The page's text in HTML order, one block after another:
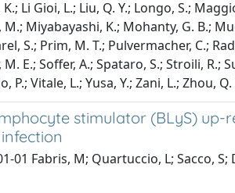
Li Gioi, L.; Liu, Q. Y.; Longo, S.;
Miyabayashi, K.; Mohanty, G. B.;
S.; Prim, M. T.; Pulvermacher, C.;
M. E.; Soffer, A.; Spataro, S.; Stroili, R.;
P.; Vitale, L.; Yusa, Y.; Zani, L.; Zhou, Q.
stimulator (BLyS)
01 Fabris, M; Quartuccio, L; Sacco,